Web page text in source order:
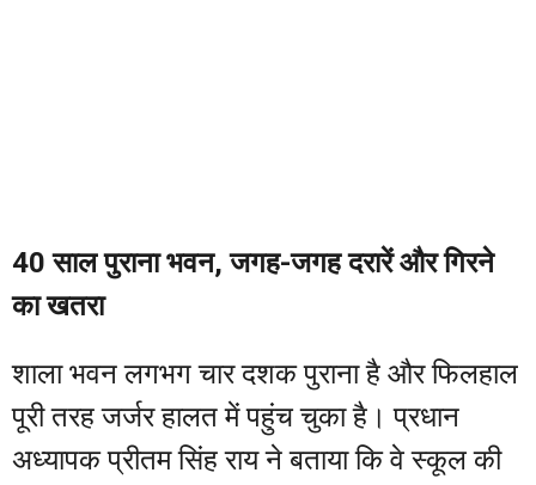
40 साल पुराना भवन, जगह-जगह दरारें और गिरने
का खतरा
शाला भवन लगभग चार दशक पुराना है और फिलहाल
पूरी तरह जर्जर हालत में पहुंच चुका है। प्रधान
अध्यापक प्रीतम सिंह राय ने बताया कि वे स्कूल की